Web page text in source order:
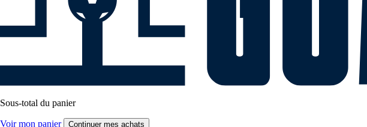
Sous-total du panier
Voir mon panier Continuer mes achats